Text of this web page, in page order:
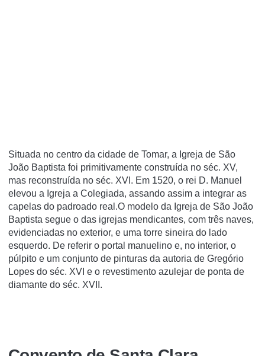
Situada no centro da cidade de Tomar, a Igreja de São
João Baptista foi primitivamente construída no séc. XV,
mas reconstruída no séc. XVI. Em 1520, o rei D. Manuel
elevou a Igreja a Colegiada, assando assim a integrar as
capelas do padroado real.O modelo da Igreja de São João
Baptista segue o das igrejas mendicantes, com três naves,
evidenciadas no exterior, e uma torre sineira do lado
esquerdo. De referir o portal manuelino e, no interior, o
púlpito e um conjunto de pinturas da autoria de Gregório
Lopes do séc. XVI e o revestimento azulejar de ponta de
diamante do séc. XVII.